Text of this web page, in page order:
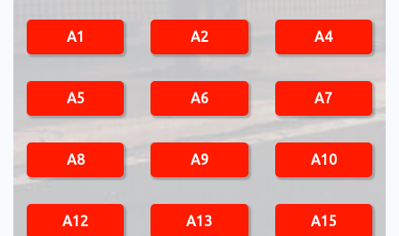
A1 A2 A4
A5 A6 A7
A8 A9 A10
A12 A13 A15